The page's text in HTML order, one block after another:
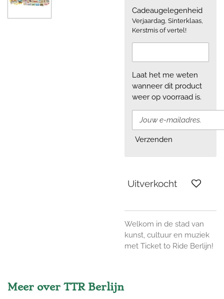
Cadeaugelegenheid
Verjaardag, Sinterklaas,
Kerstmis of vertel!
Laat het me weten
wanneer dit product
weer op voorraad is.
Verzenden
Uitverkocht
Welkom in de stad van
kunst, cultuur en muziek
met Ticket to Ride Berlijn!
Meer over TTR Berlijn